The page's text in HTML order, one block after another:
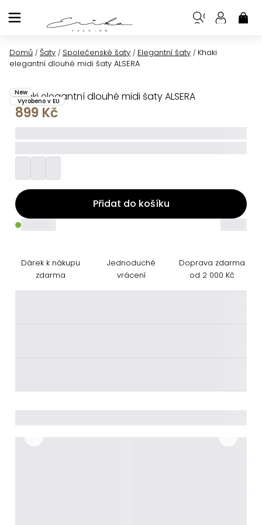
na
Domů / Šaty / Společenské šaty / Elegantní šaty / Khaki
elegantní dlouhé midi šaty ALSERA
Khaki elegantní dlouhé midi šaty ALSERA
New
Vyrobeno v EU
899 Kč
Přidat do košíku
Dárek k nákupu
zdarma
Jednoduché
vrácení
Doprava zdarma
od 2 000 Kč